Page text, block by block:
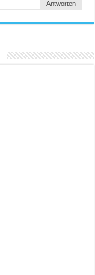
Antworten